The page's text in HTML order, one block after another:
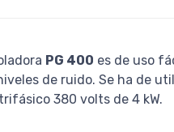
PG 400 es de uso
de ruido. Se ha de
380 volts de 4 kW.